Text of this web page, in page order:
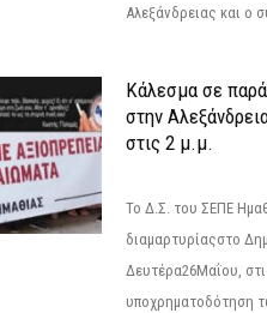
Αλεξάνδρειας και ο
Κάλεσμα σε
στην
στις 2 μ.μ.
Το Δ.Σ. του ΣΕΠΕ
διαμαρτυρίαςστο
Δευτέρα26Μαΐου,
υποχρηματοδότηση